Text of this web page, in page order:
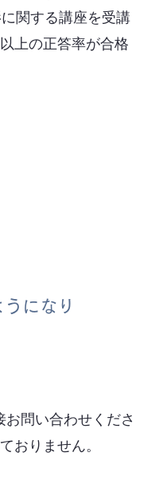
関する講座を受講
上の正答率が合格
になり
問い合わせくださ
おりません。